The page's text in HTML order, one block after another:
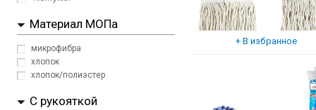
Материал МОПа
микрофибра
хлопок
хлопок/полиэстер
С рукояткой